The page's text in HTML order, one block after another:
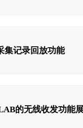
集记录回放功能
的无线收发功能